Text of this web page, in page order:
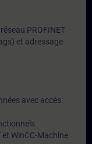
PROFINET
et adressage
avec accès
WinCC-Machine